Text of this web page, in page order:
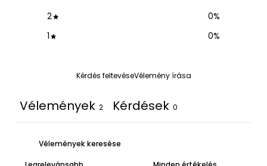
2
0%
1
0%
Kérdés feltevéseVélemény írása
Vélemények 2 Kérdések 0